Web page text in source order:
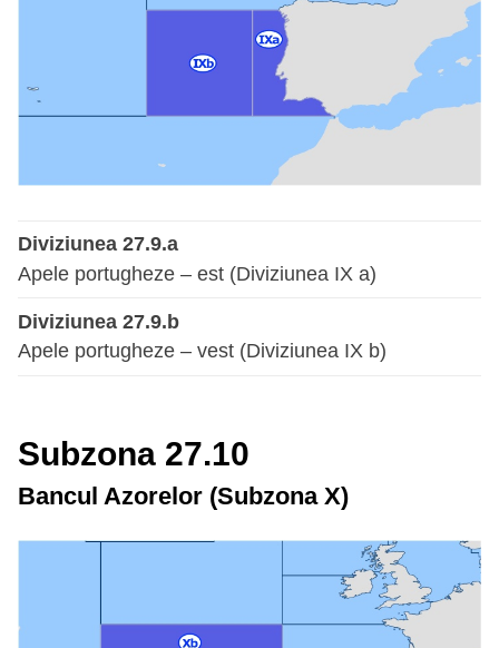
Diviziunea 27.9.a
Apele portugheze – est (Diviziunea IX a)
Diviziunea 27.9.b
Apele portugheze – vest (Diviziunea IX b)
Subzona 27.10
Bancul Azorelor (Subzona X)